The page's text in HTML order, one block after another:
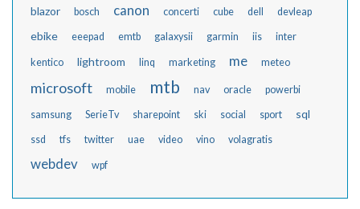
blazor bosch canon concerti cube dell devleap
ebike eeepad emtb galaxysii garmin iis inter
kentico lightroom linq marketing me meteo
microsoft mobile mtb nav oracle powerbi
samsung SerieTv sharepoint ski social sport sql
ssd tfs twitter uae video vino volagratis
webdev wpf